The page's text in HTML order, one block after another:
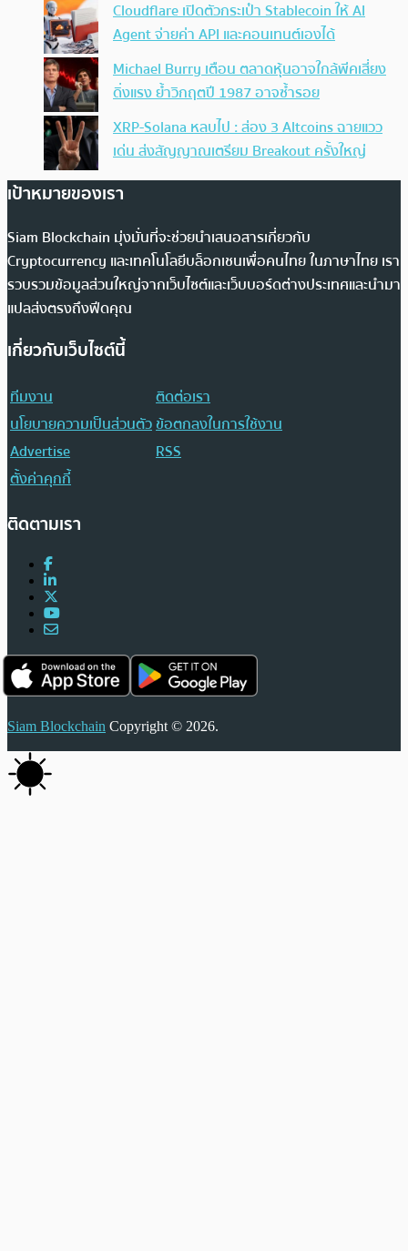
Cloudflare เปิดตัวกระเป๋า Stablecoin ให้ AI
Agent จ่ายค่า API และคอนเทนต์เองได้
Michael Burry เตือน ตลาดหุ้นอาจใกล้พีคเสี่ยง
ดิ่งแรง ย้ำวิกฤตปี 1987 อาจซ้ำรอย
XRP-Solana หลบไป : ส่อง 3 Altcoins ฉายแวว
เด่น ส่งสัญญาณเตรียม Breakout ครั้งใหญ่
เป้าหมายของเรา
Siam Blockchain มุ่งมั่นที่จะช่วยนำเสนอสารเกี่ยวกับ
Cryptocurrency และเทคโนโลยีบล็อกเชนเพื่อคนไทย ในภาษาไทย เรา
รวบรวมข้อมูลส่วนใหญ่จากเว็บไซต์และเว็บบอร์ดต่างประเทศและนำมา
แปลส่งตรงถึงฟีดคุณ
เกี่ยวกับเว็บไซต์นี้
ทีมงาน
ติดต่อเรา
นโยบายความเป็นส่วนตัวข้อตกลงในการใช้งาน
Advertise
RSS
ตั้งค่าคุกกี้
ติดตามเรา
Siam Blockchain Copyright © 2026.